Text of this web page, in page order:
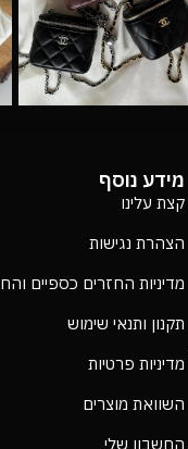
מידע נוסף
קצת עלינו
הצהרת נגישות
מדיניות החזרים כספיים
תקנון ותנאי שימוש
מדיניות פרטיות
השוואת מוצרים
החשבון שלי